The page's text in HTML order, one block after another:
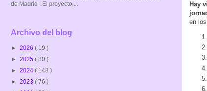
Hay
en
de Madrid . El proyecto,...
Archivo del blog
► 2026 ( 19 )
► 2025 ( 80 )
► 2024 ( 143 )
► 2023 ( 76 )